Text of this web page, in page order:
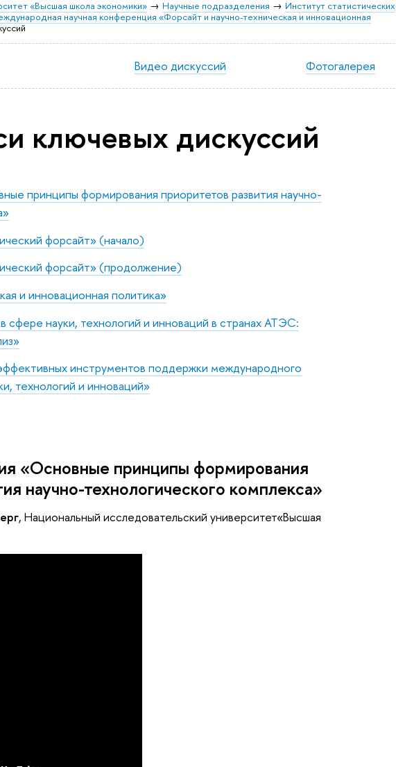
«Высшая школа экономики» Научные подразделения
Институт статистических
научная конференция «Форсайт и научно-техническая и инновационная
Видео дискуссий Фотогалерея
ключевых дискуссий
принципы формирования приоритетов развития научно-
форсайт» (начало)
форсайт» (продолжение)
и инновационная политика»
сфере науки, технологий и инноваций в странах АТЭС:
инструментов поддержки международного
технологий и инноваций»
«Основные принципы формирования
научно-технологического комплекса»
, Национальный исследовательский университет«Высшая